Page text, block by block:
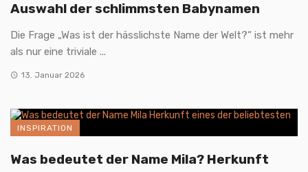
Auswahl der schlimmsten Babynamen
Die Frage „Was ist der hässlichste Name der Welt?“ ist mehr
als nur eine triviale ...
13. Januar 2026
INSPIRATION
Was bedeutet der Name Mila? Herkunft